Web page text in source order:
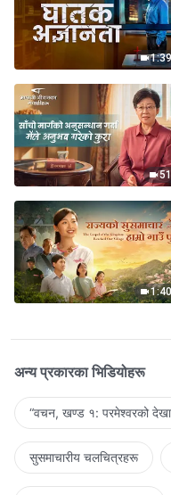
अन्य प्रकारका भिडियोहरू
“वचन, खण्ड १: परमेश्‍वरको
सुसमाचारीय चलचित्रहरू